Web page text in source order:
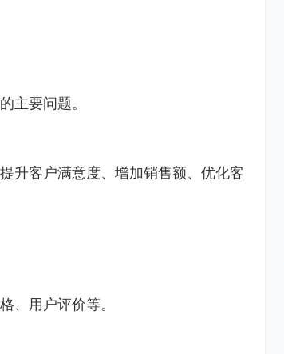
主要问题。
升客户满意度、增加销售额、优化客
、用户评价等。